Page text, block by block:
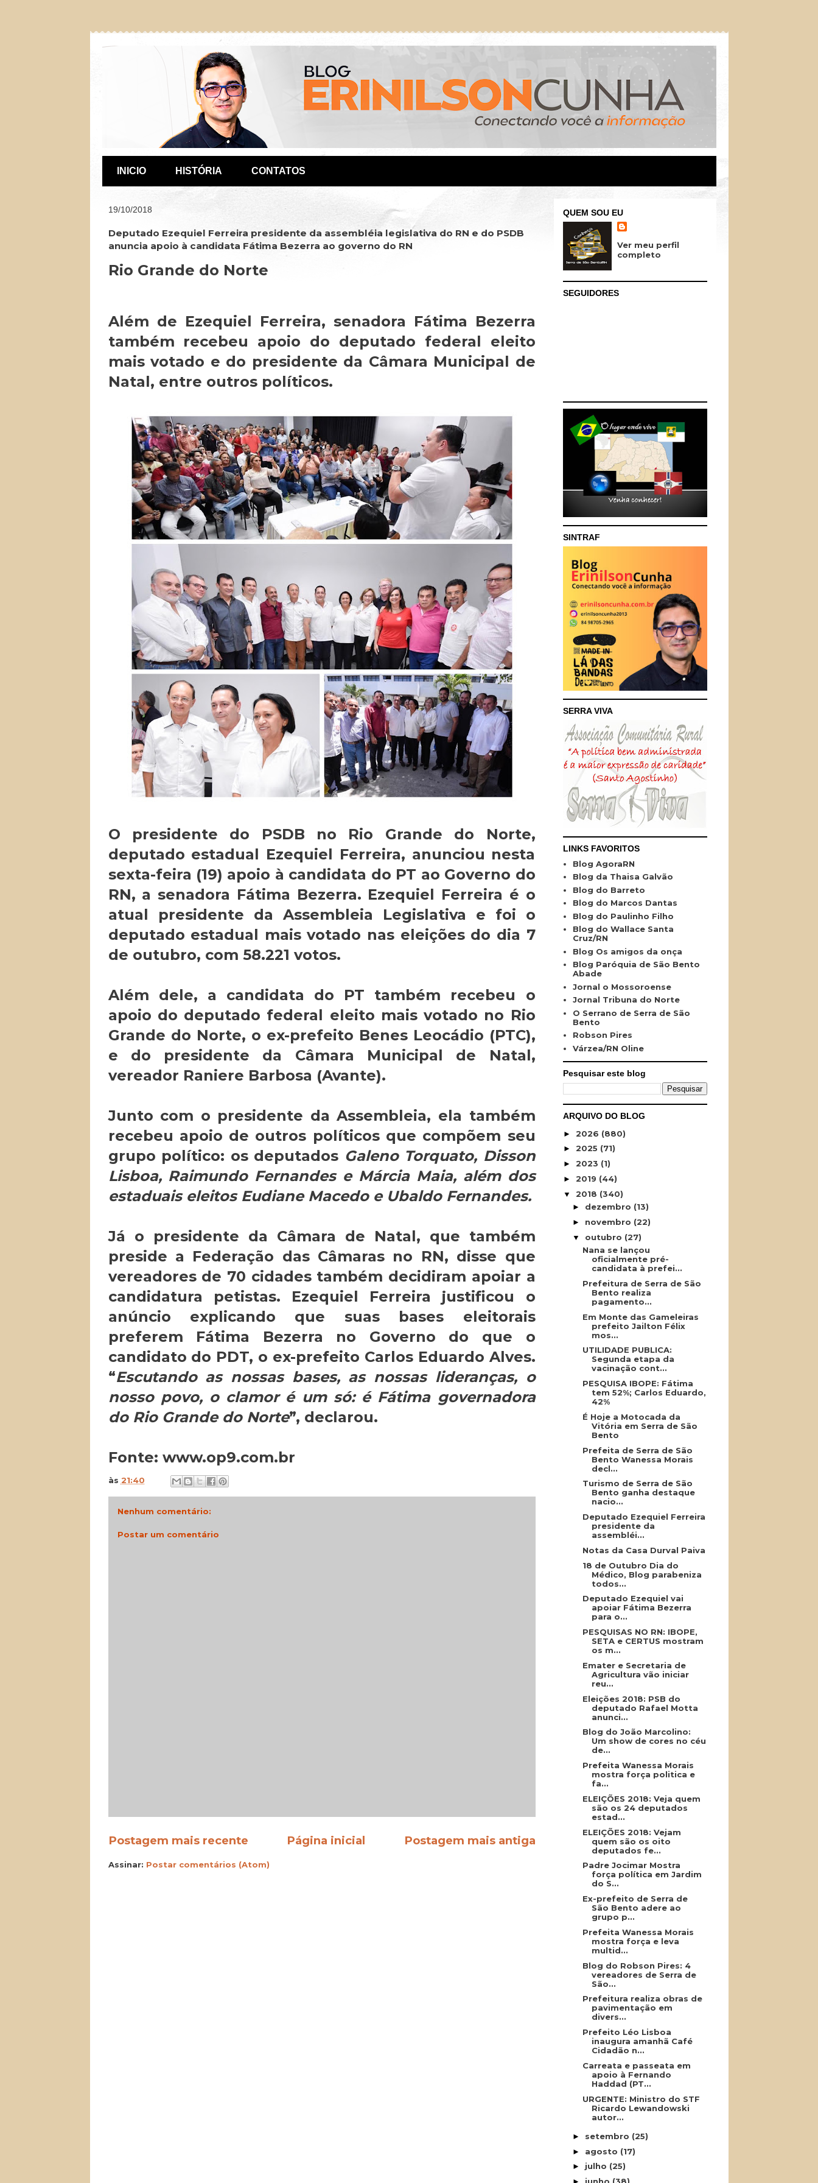
INICIO HISTÓRIA CONTATOS
19/10/2018
Deputado Ezequiel Ferreira presidente da assembléia legislativa do RN e do PSDB
anuncia apoio à candidata Fátima Bezerra ao governo do RN
Rio Grande do Norte
Além de Ezequiel Ferreira, senadora Fátima Bezerra
também recebeu apoio do deputado federal eleito
mais votado e do presidente da Câmara Municipal de
Natal, entre outros políticos.
O presidente do PSDB no Rio Grande do Norte,
deputado estadual Ezequiel Ferreira, anunciou nesta
sexta-feira (19) apoio à candidata do PT ao Governo do
RN, a senadora Fátima Bezerra. Ezequiel Ferreira é o
atual presidente da Assembleia Legislativa e foi o
deputado estadual mais votado nas eleições do dia 7
de outubro, com 58.221 votos.
Além dele, a candidata do PT também recebeu o
apoio do deputado federal eleito mais votado no Rio
Grande do Norte, o ex-prefeito Benes Leocádio (PTC),
e do presidente da Câmara Municipal de Natal,
vereador Raniere Barbosa (Avante).
Junto com o presidente da Assembleia, ela também
recebeu apoio de outros políticos que compõem seu
grupo político: os deputados Galeno Torquato, Disson
Lisboa, Raimundo Fernandes e Márcia Maia, além dos
estaduais eleitos Eudiane Macedo e Ubaldo Fernandes.
Já o presidente da Câmara de Natal, que também
preside a Federação das Câmaras no RN, disse que
vereadores de 70 cidades também decidiram apoiar a
candidatura petistas. Ezequiel Ferreira justificou o
anúncio explicando que suas bases eleitorais
preferem Fátima Bezerra no Governo do que o
candidato do PDT, o ex-prefeito Carlos Eduardo Alves.
“Escutando as nossas bases, as nossas lideranças, o
nosso povo, o clamor é um só: é Fátima governadora
do Rio Grande do Norte”, declarou.
Fonte: www.op9.com.br
às 21:40
Nenhum comentário:
Postar um comentário
Postagem mais recente Postagem mais antiga
Página inicial
Assinar: Postar comentários (Atom)
QUEM SOU EU
Ver meu perfil
completo
SEGUIDORES
SINTRAF
SERRA VIVA
LINKS FAVORITOS
Blog AgoraRN
Blog da Thaisa Galvão
Blog do Barreto
Blog do Marcos Dantas
Blog do Paulinho Filho
Blog do Wallace Santa
Cruz/RN
Blog Os amigos da onça
Blog Paróquia de São Bento
Abade
Jornal o Mossoroense
Jornal Tribuna do Norte
O Serrano de Serra de São
Bento
Robson Pires
Várzea/RN Oline
Pesquisar este blog
ARQUIVO DO BLOG
► 2026 (880)
► 2025 (71)
► 2023 (1)
► 2019 (44)
▼ 2018 (340)
► dezembro (13)
► novembro (22)
▼ outubro (27)
Nana se lançou
oficialmente pré-
candidata à prefei...
Prefeitura de Serra de São
Bento realiza
pagamento...
Em Monte das Gameleiras
prefeito Jailton Félix
mos...
UTILIDADE PUBLICA:
Segunda etapa da
vacinação cont...
PESQUISA IBOPE: Fátima
tem 52%; Carlos Eduardo,
42%
É Hoje a Motocada da
Vitória em Serra de São
Bento
Prefeita de Serra de São
Bento Wanessa Morais
decl...
Turismo de Serra de São
Bento ganha destaque
nacio...
Deputado Ezequiel Ferreira
presidente da
assembléi...
Notas da Casa Durval Paiva
18 de Outubro Dia do
Médico, Blog parabeniza
todos...
Deputado Ezequiel vai
apoiar Fátima Bezerra
para o...
PESQUISAS NO RN: IBOPE,
SETA e CERTUS mostram
os m...
Emater e Secretaria de
Agricultura vão iniciar
reu...
Eleições 2018: PSB do
deputado Rafael Motta
anunci...
Blog do João Marcolino:
Um show de cores no céu
de...
Prefeita Wanessa Morais
mostra força politica e
fa...
ELEIÇÕES 2018: Veja quem
são os 24 deputados
estad...
ELEIÇÕES 2018: Vejam
quem são os oito
deputados fe...
Padre Jocimar Mostra
força política em Jardim
do S...
Ex-prefeito de Serra de
São Bento adere ao
grupo p...
Prefeita Wanessa Morais
mostra força e leva
multid...
Blog do Robson Pires: 4
vereadores de Serra de
São...
Prefeitura realiza obras de
pavimentação em
divers...
Prefeito Léo Lisboa
inaugura amanhã Café
Cidadão n...
Carreata e passeata em
apoio à Fernando
Haddad (PT...
URGENTE: Ministro do STF
Ricardo Lewandowski
autor...
► setembro (25)
► agosto (17)
► julho (25)